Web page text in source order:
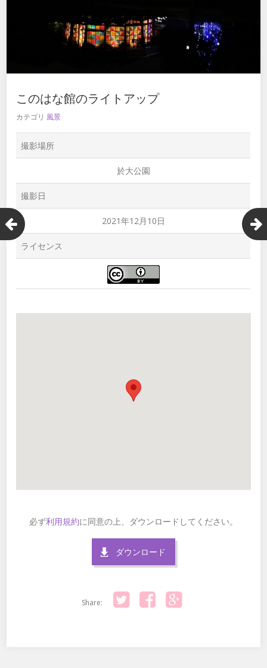
このはな館のライトアップ
カテゴリ 風景
撮影場所
於大公園
撮影日
2021年12月10日
ライセンス
必ず利用規約に同意の上、ダウンロードしてください。
ダウンロード
Share: